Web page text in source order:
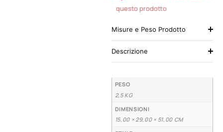
questo prodotto
Misure e Peso Prodotto
Descrizione
PESO
2,5 KG
DIMENSIONI
15,00 × 29,00 × 51,00 CM